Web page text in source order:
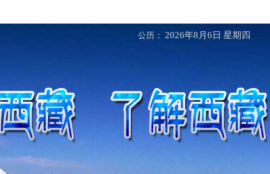
公历： 2026年8月6日 星期四